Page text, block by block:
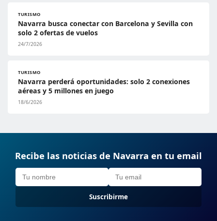
TURISMO
Navarra busca conectar con Barcelona y Sevilla con
solo 2 ofertas de vuelos
24/7/2026
TURISMO
Navarra perderá oportunidades: solo 2 conexiones
aéreas y 5 millones en juego
18/6/2026
Recibe las noticias de Navarra en tu email
Suscribirme